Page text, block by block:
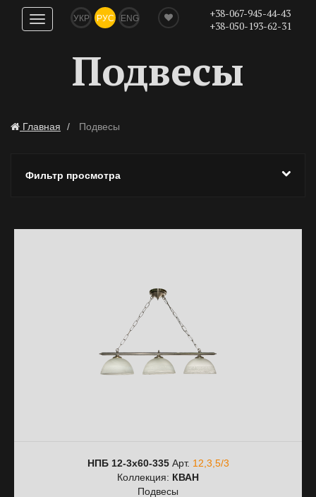
Показать
навигацию
УКР РУС ENG
+38-067-945-44-43
+38-050-193-62-31
Подвесы
Главная Подвесы
Фильтр просмотра
НПБ 12-3х60-335Арт. 12,3,5/3
Коллекция: КВАН
Подвесы